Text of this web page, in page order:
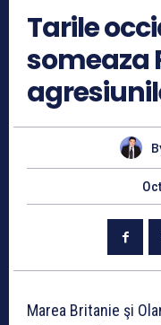
Tarile
someaza
Marea Britanie şi